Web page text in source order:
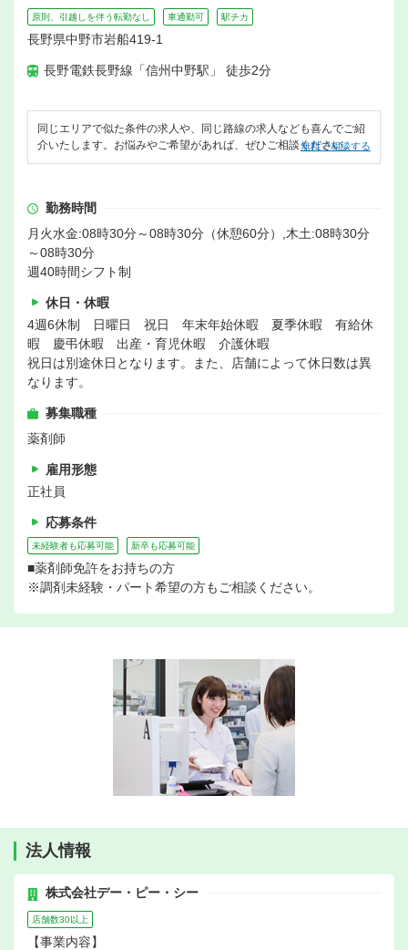
原則、引越しを伴う転勤なし 車通勤可 駅チカ
長野県中野市岩船419-1
長野電鉄長野線「信州中野駅」 徒歩2分
同じエリアで似た条件の求人や、同じ路線の求人なども喜んでご紹
介いたします。お悩みやご希望があれば、ぜひご相談ください。
無料で相談する
勤務時間
月火水金:08時30分～08時30分（休憩60分）,木土:08時30分
～08時30分
週40時間シフト制
休日・休暇
4週6休制 日曜日 祝日 年末年始休暇 夏季休暇 有給休
暇 慶弔休暇 出産・育児休暇 介護休暇
祝日は別途休日となります。また、店舗によって休日数は異
なります。
募集職種
薬剤師
雇用形態
正社員
応募条件
未経験者も応募可能 新卒も応募可能
■薬剤師免許をお持ちの方
※調剤未経験・パート希望の方もご相談ください。
法人情報
株式会社デー・ピー・シー
店舗数30以上
【事業内容】